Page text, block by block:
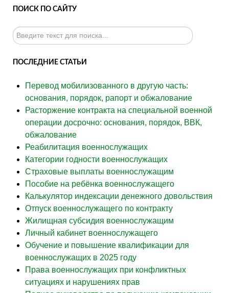
ПОИСК ПО САЙТУ
Искать...
ПОСЛЕДНИЕ СТАТЬИ
Перевод мобилизованного в другую часть:
основания, порядок, рапорт и обжалование
Расторжение контракта на специальной военной
операции досрочно: основания, порядок, ВВК,
обжалование
Реабилитация военнослужащих
Категории годности военнослужащих
Страховые выплаты военнослужащим
Пособие на ребёнка военнослужащего
Калькулятор индексации денежного довольствия
Отпуск военнослужащего по контракту
Жилищная субсидия военнослужащим
Личный кабинет военнослужащего
Обучение и повышение квалификации для
военнослужащих в 2025 году
Права военнослужащих при конфликтных
ситуациях и нарушениях прав